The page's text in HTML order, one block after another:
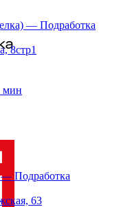
— Подработка
8стр1
мин
— Подработка
63